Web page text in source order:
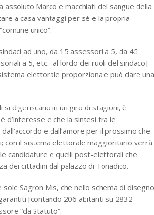
Marco e macchiati del sangue della
a casa vantaggi per sé e la propria
unico”.
ad uno, da 15 assessori a 5, da 45
a 5, etc. [al lordo dei ruoli del sindaco]
elettorale proporzionale può dare una
digeriscano in un giro di stagioni, è
d’interesse e che la sintesi tra le
e dall’amore per il prossimo che
con il sistema elettorale maggioritario verrà
candidature e quelli post-elettorali che
dei cittadini dal palazzo di Tonadico.
Sagron Mis, che nello schema di disegno
[contando 206 abitanti su 2832 –
“da Statuto”.